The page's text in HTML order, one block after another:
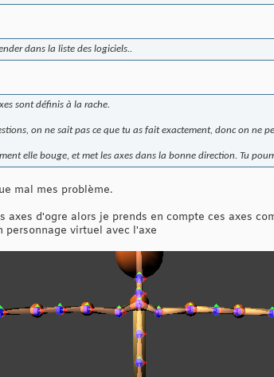
dans la liste des logiciels..
sont définis à la rache.
on ne sait pas ce que tu as fait exactement, donc on ne
elle bouge, et met les axes dans la bonne direction. Tu
mal mes problème.
d'ogre alors je prends en compte ces axes
virtuel avec l'axe